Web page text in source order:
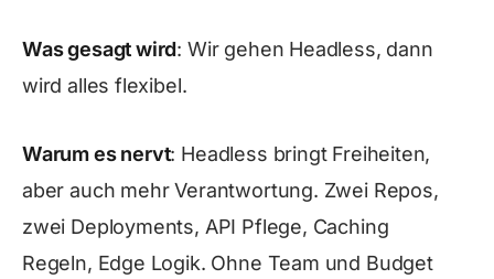
Was gesagt wird: Wir gehen Headless, dann
wird alles flexibel.
Warum es nervt: Headless bringt Freiheiten,
aber auch mehr Verantwortung. Zwei Repos,
zwei Deployments, API Pflege, Caching
Regeln, Edge Logik. Ohne Team und Budget